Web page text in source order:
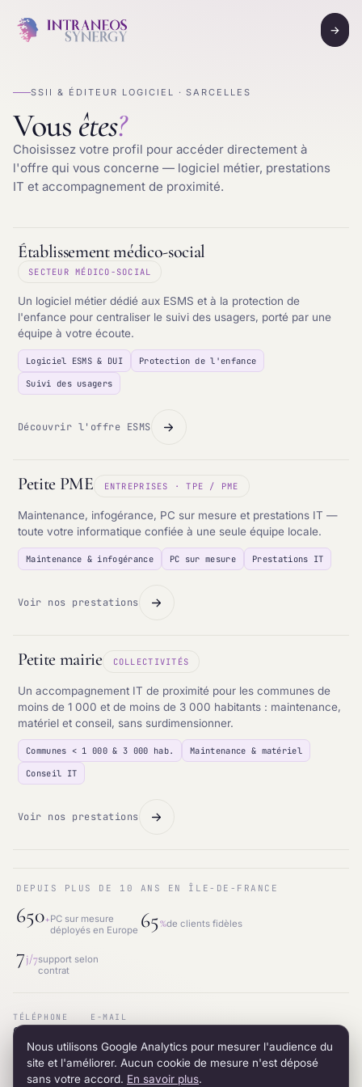
→
SSII & ÉDITEUR LOGICIEL · SARCELLES
Vous êtes?
Choisissez votre profil pour accéder directement à
l'offre qui vous concerne — logiciel métier, prestations
IT et accompagnement de proximité.
Établissement médico-social
SECTEUR MÉDICO-SOCIAL
Un logiciel métier dédié aux ESMS et à la protection de
l'enfance pour centraliser le suivi des usagers, porté par une
équipe à votre écoute.
Logiciel ESMS & DUI
Protection de l'enfance
Suivi des usagers
Découvrir l'offre ESMS
Petite PME ENTREPRISES · TPE / PME
Maintenance, infogérance, PC sur mesure et prestations IT —
toute votre informatique confiée à une seule équipe locale.
Maintenance & infogérance PC sur mesure Prestations IT
Voir nos prestations
Petite mairie COLLECTIVITÉS
Un accompagnement IT de proximité pour les communes de
moins de 1 000 et de moins de 3 000 habitants : maintenance,
matériel et conseil, sans surdimensionner.
Communes < 1 000 & 3 000 hab.
Maintenance & matériel
Conseil IT
Voir nos prestations
DEPUIS PLUS DE 10 ANS EN ÎLE-DE-FRANCE
650+PC sur mesure
déployés en Europe 65%de clients fidèles
7j/7support selon
contrat
TÉLÉPHONE
01.87.53.66.31
E-MAIL
ADRESSE
12 avenue du 8 mai 1945 · 95200 Sarcelles
RÉSEAU
LinkedIn
Nous utilisons Google Analytics pour mesurer l'audience du
site et l'améliorer. Aucun cookie de mesure n'est déposé
sans votre accord. En savoir plus.